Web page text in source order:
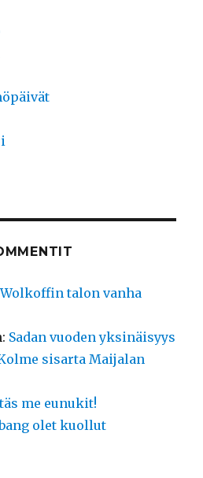
Wolkoffin talon vanha
: Sadan vuoden yksinäisyys
sisarta Maijalan
me eunukit!
olet kuollut